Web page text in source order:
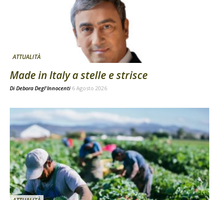
ATTUALITÀ
Made in Italy a stelle e strisce
Di Debora Degl'Innocenti 6 Agosto 2026